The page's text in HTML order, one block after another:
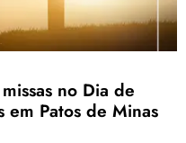
no Dia de
em Patos de Minas